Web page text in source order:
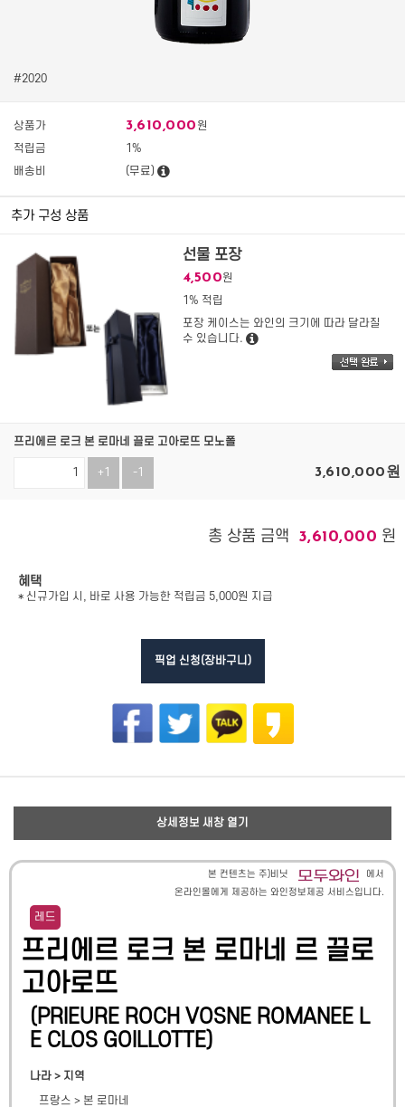
#2020
상품가 3,610,000 원
적립금
1%
배송비
(무료)
추가 구성 상품
선물 포장
4,500원
1% 적립
포장 케이스는 와인의 크기에 따라 달라질
수 있습니다.
프리에르 로크 본 로마네 끌로 고아로뜨 모노폴
+1 -1 3,610,000원
총 상품 금액 3,610,000 원
혜택
* 신규가입 시, 바로 사용 가능한 적립금 5,000원 지급
픽업 신청(장바구니)
상세정보 새창 열기
본 컨텐츠는 주)비닛
에서
온라인몰에게 제공하는 와인정보제공 서비스입니다.
레드
프리에르 로크 본 로마네 르 끌로
고아로뜨
(PRIEURE ROCH VOSNE ROMANEE L
E CLOS GOILLOTTE)
나라 > 지역
프랑스 > 본 로마네